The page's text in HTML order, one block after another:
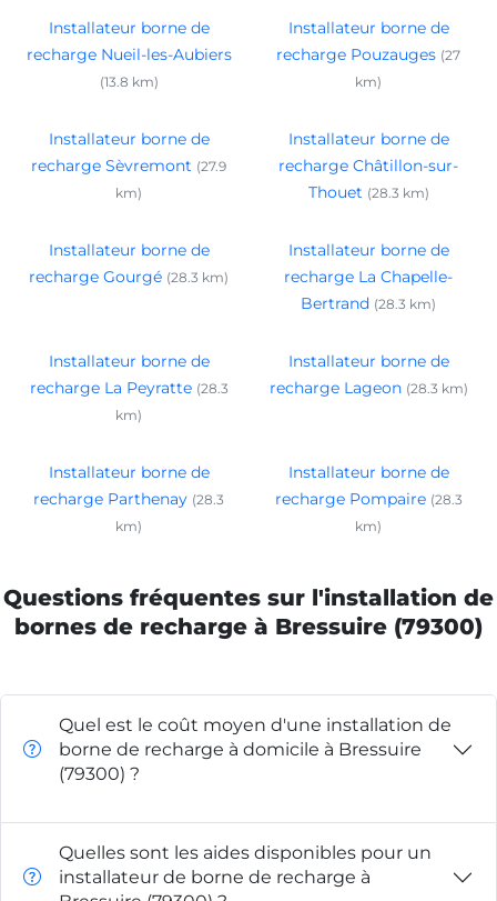
Installateur borne de
recharge Nueil-les-Aubiers
(13.8 km)
Installateur borne de
recharge Pouzauges (27
km)
Installateur borne de
recharge Sèvremont (27.9
km)
Installateur borne de
recharge Châtillon-sur-
Thouet (28.3 km)
Installateur borne de
recharge Gourgé (28.3 km)
Installateur borne de
recharge La Chapelle-
Bertrand (28.3 km)
Installateur borne de
recharge La Peyratte (28.3
km)
Installateur borne de
recharge Lageon (28.3 km)
Installateur borne de
recharge Parthenay (28.3
km)
Installateur borne de
recharge Pompaire (28.3
km)
Questions fréquentes sur l'installation de
bornes de recharge à Bressuire (79300)
Quel est le coût moyen d'une installation de
borne de recharge à domicile à Bressuire
(79300) ?
Quelles sont les aides disponibles pour un
installateur de borne de recharge à